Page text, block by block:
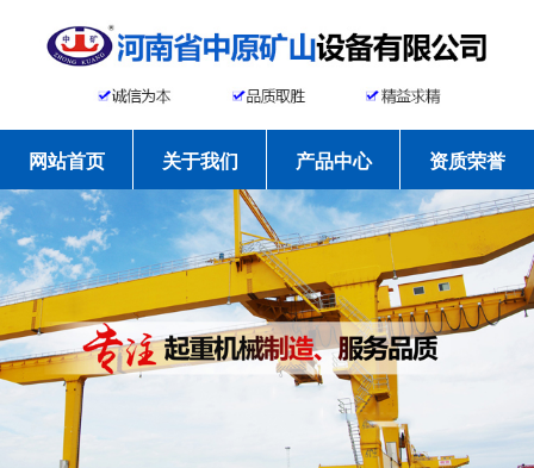
网站首页 关于我们 产品中心 资质荣誉
工程案例 新闻资讯 常见问题 联系我们